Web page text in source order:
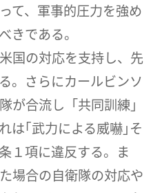
て、軍事的圧力を強め
きである。
国の対応を支持し、先
。さらにカールビンソ
が合流し「共同訓練」
は｢武力による威嚇｣そ
１項に違反する。ま
場合の自衛隊の対応や